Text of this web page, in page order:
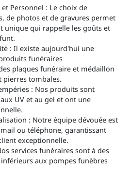
Personnel : Le choix de
de photos et de gravures permet
unique qui rappelle les goûts et
: Il existe aujourd'hui une
funéraires
plaques funéraire et médaillon
pierres tombales.
: Nos produits sont
UV et au gel et ont une
: Notre équipe dévouée est
ou téléphone, garantissant
exceptionnelle.
services funéraires sont à des
aux pompes funèbres